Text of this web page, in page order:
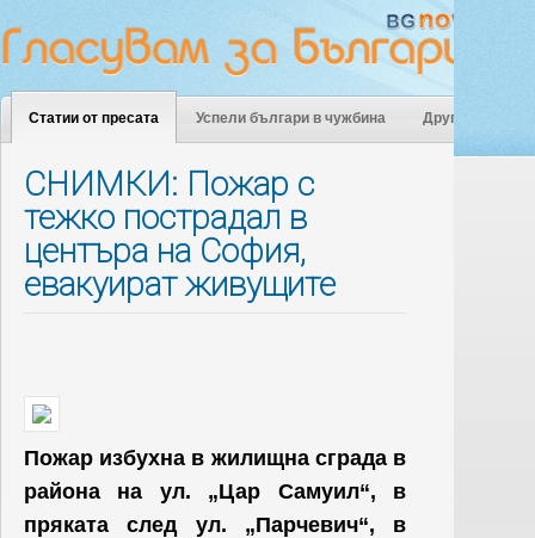
Статии от пресата Успели българи в чужбина Други
СНИМКИ: Пожар с
тежко пострадал в
центъра на София,
евакуират живущите
Пожар избухна в жилищна сграда в
района на ул. „Цар Самуил“, в
пряката след ул. „Парчевич“, в